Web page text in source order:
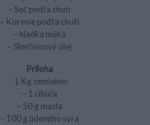
– Soľ podľa chuti
– Korenie podľa chuti
– hladká múka
– Slnečnicový olej
Príloha
-1 Kg zemiakov
– 1 cibuľa
– 50 g masla
– 100 g údeného syra